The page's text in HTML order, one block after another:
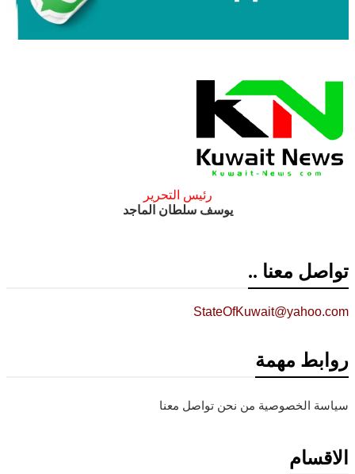
رئيس التحرير
يوسف سلطان الماجد
تواصل معنا ..
StateOfKuwait@yahoo.com
روابط مهمة
سياسة الخصوصية من نحن تواصل معنا
الاقسام